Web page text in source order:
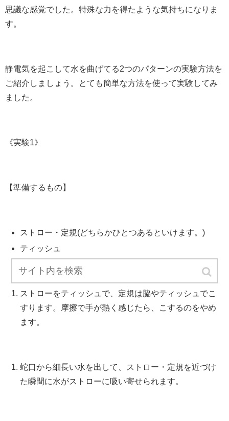
思議な感覚でした。特殊な力を得たような気持ちになりま
す。
静電気を起こして水を曲げてる2つのパターンの実験方法を
ご紹介しましょう。とても簡単な方法を使って実験してみ
ました。
《実験1》
【準備するもの】
ストロー・定規(どちらかひとつあるといけます。)
ティッシュ
ストローをティッシュで、定規は脇やティッシュでこ
すります。摩擦で手が熱く感じたら、こするのをやめ
ます。
蛇口から細長い水を出して、ストロー・定規を近づけ
た瞬間に水がストローに吸い寄せられます。